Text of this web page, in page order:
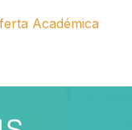
Académica